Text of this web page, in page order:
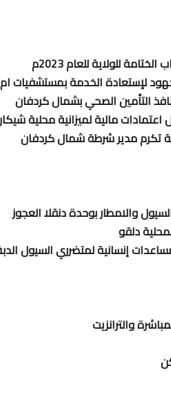
للولاية للعام 2023م
لإستعادة الخدمة بمستشفيات ام
مالية لميزانية محلية شيكان
تكرم مدير شرطة شمال كردفان
والامطار بوحدة دنقلا العجوز
دلقو
إنسانية لمتضرري السيول
والترانزيت